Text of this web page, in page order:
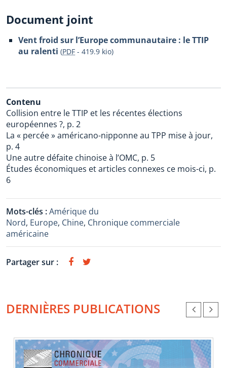
Document joint
Vent froid sur l’Europe communautaire : le TTIP
au ralenti (PDF - 419.9 kio)
Contenu
Collision entre le TTIP et les récentes élections
européennes ?, p. 2
La « percée » américano-nipponne au TPP mise à jour,
p. 4
Une autre défaite chinoise à l’OMC, p. 5
Études économiques et articles connexes ce mois-ci, p.
6
Mots-clés :Amérique du
Nord, Europe, Chine, Chronique commerciale
américaine
Partager sur :
DERNIÈRES PUBLICATIONS